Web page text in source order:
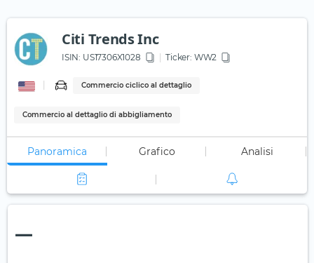
Citi Trends Inc
ISIN: US17306X1028 Ticker: WW2
Commercio ciclico al dettaglio
Commercio al dettaglio di abbigliamento
Panoramica Grafico Analisi
—